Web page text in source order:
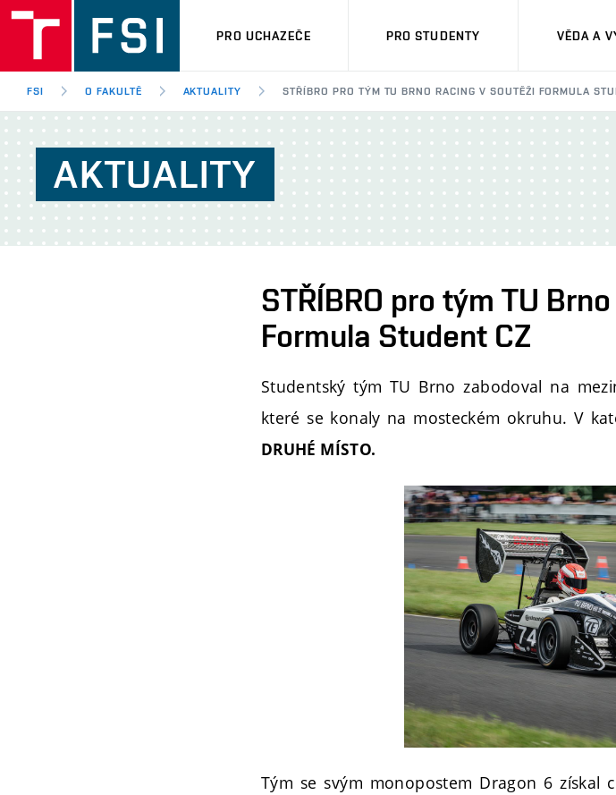
PRO UCHAZEČE PRO STUDENTY VĚDA A
FSI O FAKULTĚ AKTUALITY STŘÍBRO PRO TÝM TU BRNO RACING V SOUTĚŽI FORMULA
AKTUALITY
STŘÍBRO pro tým TU
Formula Student CZ
Studentský tým TU Brno zabodoval na
které se konaly na mosteckém okruhu. V
DRUHÉ MÍSTO.
Tým se svým monopostem Dragon 6 získal